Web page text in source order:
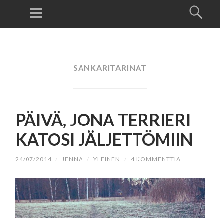
Valikko
SANKARITARINAT
PÄIVÄ, JONA TERRIERI
KATOSI JÄLJETTÖMIIN
24/07/2014 / JENNA / YLEINEN / 4 KOMMENTTIA